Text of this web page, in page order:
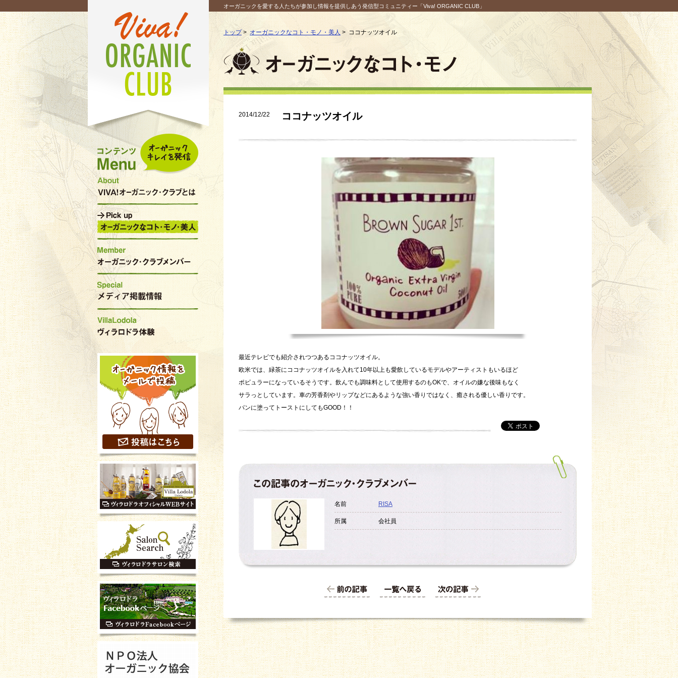
オーガニックを愛する人たちが参加し情報を提供しあう発信型コミュニティー「Viva! ORGANIC CLUB」
トップ> オーガニックなコト・モノ・美人 > ココナッツオイル
2014/12/22 ココナッツオイル
最近テレビでも紹介されつつあるココナッツオイル。
欧米では、緑茶にココナッツオイルを入れて10年以上も愛飲しているモデルやアーティストもいるほど
ポピュラーになっているそうです。飲んでも調味料として使用するのもOKで、オイルの嫌な後味もなく
サラっとしています。車の芳香剤やリップなどにあるような強い香りではなく、癒される優しい香りです。
パンに塗ってトーストにしてもGOOD！！
名前 RISA
所属 会社員